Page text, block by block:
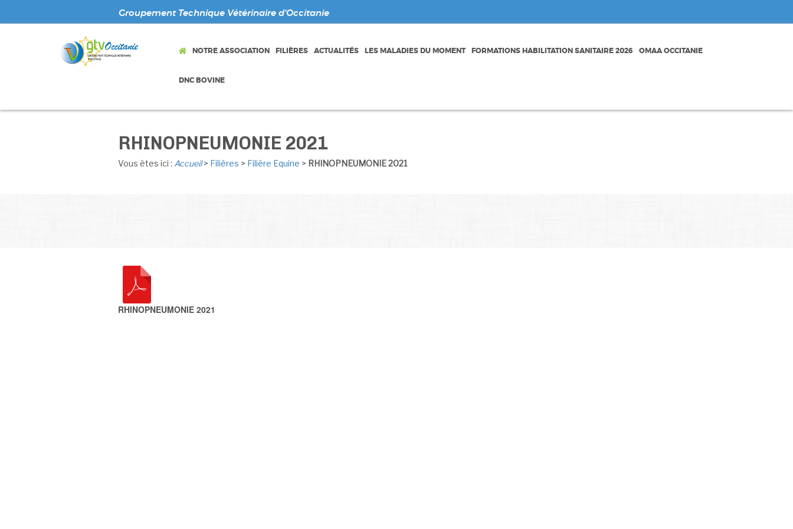
Groupement Technique Vétérinaire d'Occitanie
NOTRE ASSOCIATION FILIÈRES ACTUALITÉS LES MALADIES DU MOMENT FORMATIONS HABILITATION SANITAIRE 2026 OMAA OCCITANIE
DNC BOVINE
RHINOPNEUMONIE 2021
Vous ètes ici : Accueil> Filières > Filière Equine > RHINOPNEUMONIE 2021
RHINOPNEUMONIE 2021